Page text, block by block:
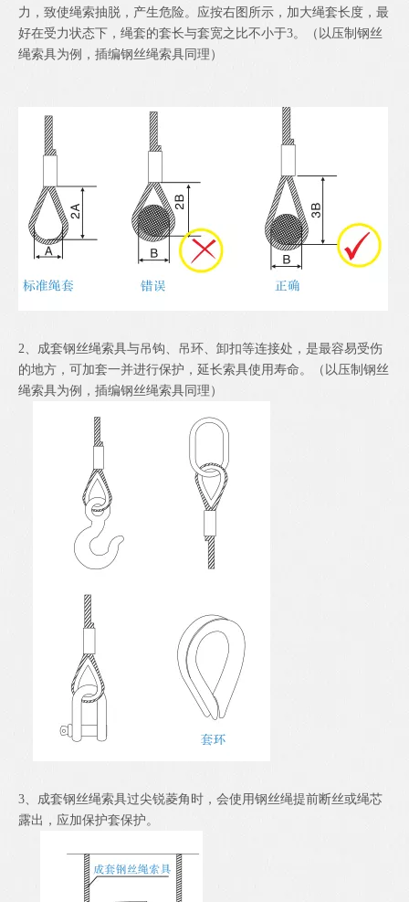
力，致使绳索抽脱，产生危险。应按右图所示，加大绳套长度，最
好在受力状态下，绳套的套长与套宽之比不小于3。（以压制钢丝
绳索具为例，插编钢丝绳索具同理）
2、成套钢丝绳索具与吊钩、吊环、卸扣等连接处，是最容易受伤
的地方，可加套一并进行保护，延长索具使用寿命。（以压制钢丝
绳索具为例，插编钢丝绳索具同理）
3、成套钢丝绳索具过尖锐菱角时，会使用钢丝绳提前断丝或绳芯
露出，应加保护套保护。